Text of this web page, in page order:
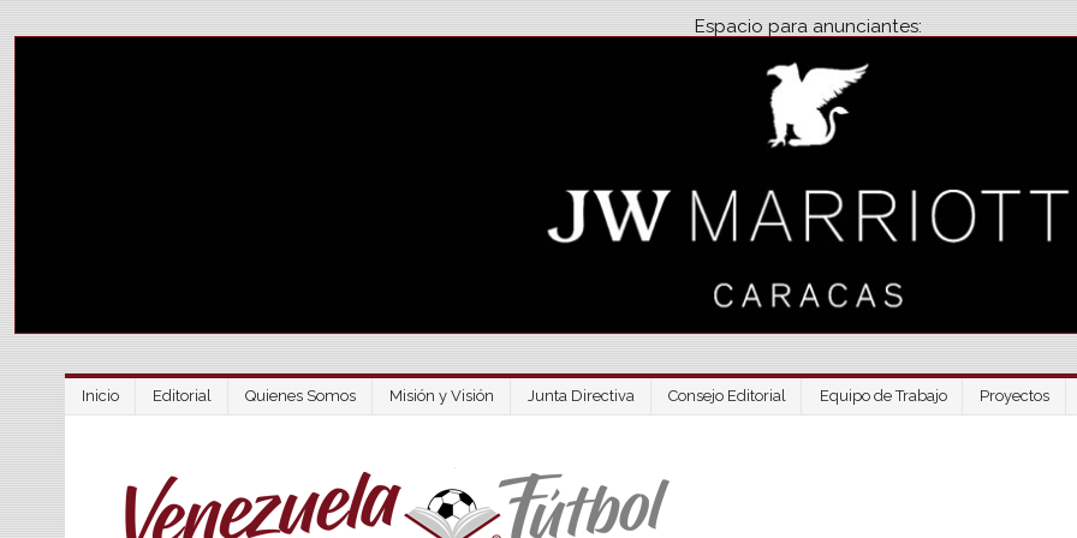
Espacio para anunciantes:
Inicio Editorial Quienes Somos Misión y Visión Junta Directiva Consejo Editorial Equipo de Trabajo Proyectos